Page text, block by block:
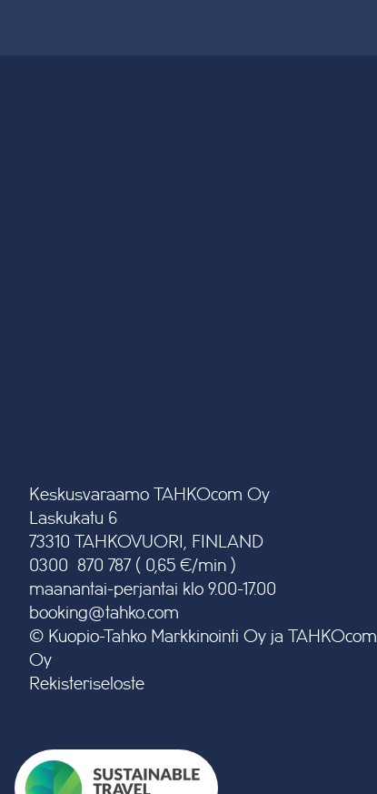
Keskusvaraamo TAHKOcom Oy
Laskukatu 6
73310 TAHKOVUORI, FINLAND
0300 870 787 ( 0,65 €/min )
maanantai-perjantai klo 9.00-17.00
booking@tahko.com
© Kuopio-Tahko Markkinointi Oy ja TAHKOcom
Oy
Rekisteriseloste